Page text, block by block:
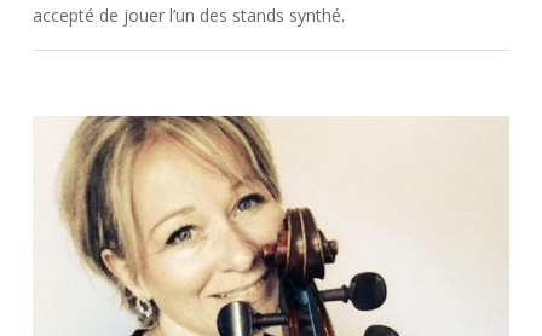
accepté de jouer l’un des stands synthé.